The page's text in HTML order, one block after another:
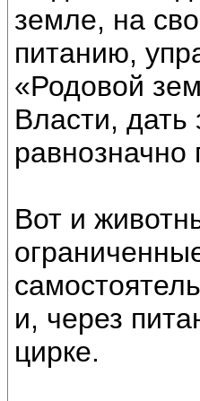
земле, на
питанию,
«Родовой
Власти,
равнозначно
Вот и
и, через
цирке.